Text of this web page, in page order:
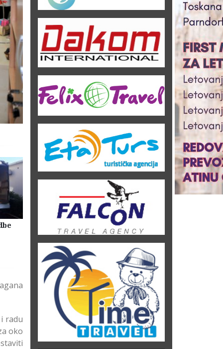
Selidbe Firme Beograd
Magacin Lagerovanje
radu
oko